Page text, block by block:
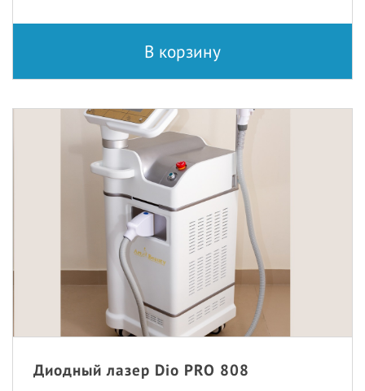
В корзину
Диодный лазер Dio PRO 808